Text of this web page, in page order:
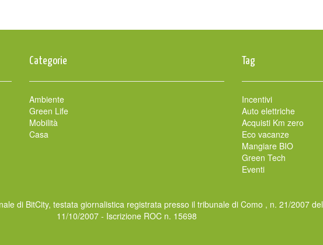
Categorie
Ambiente
Green Life
Mobilità
Casa
Tag
Incentivi
Auto elettriche
Acquisti Km zero
Eco vacanze
Mangiare BIO
Green Tech
Eventi
di BitCity, testata giornalistica registrata presso il tribunale di Como , n. 21/2007 del
11/10/2007 - Iscrizione ROC n. 15698